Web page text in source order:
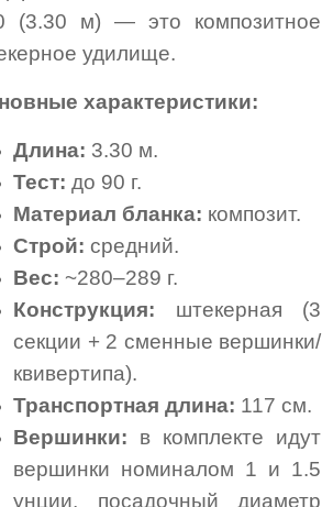
СПЕЦПРЕДЛОЖЕНИЕ:
Выберите...
30%:
Выберите...
50%:
Выберите...
70%:
Выберите...
10%:
Выберите...
(3.30 м) — это композитное
удилище.
характеристики:
Длина: 3.30 м.
Тест: до 90 г.
Материал бланка: композит.
Строй: средний.
Вес: ~280–289 г.
Конструкция: штекерная (3
секции + 2 сменные вершинки/
квивертипа).
Транспортная длина: 117 см.
Вершинки: в комплекте идут
вершинки номиналом 1 и 1.5
унции, посадочный диаметр